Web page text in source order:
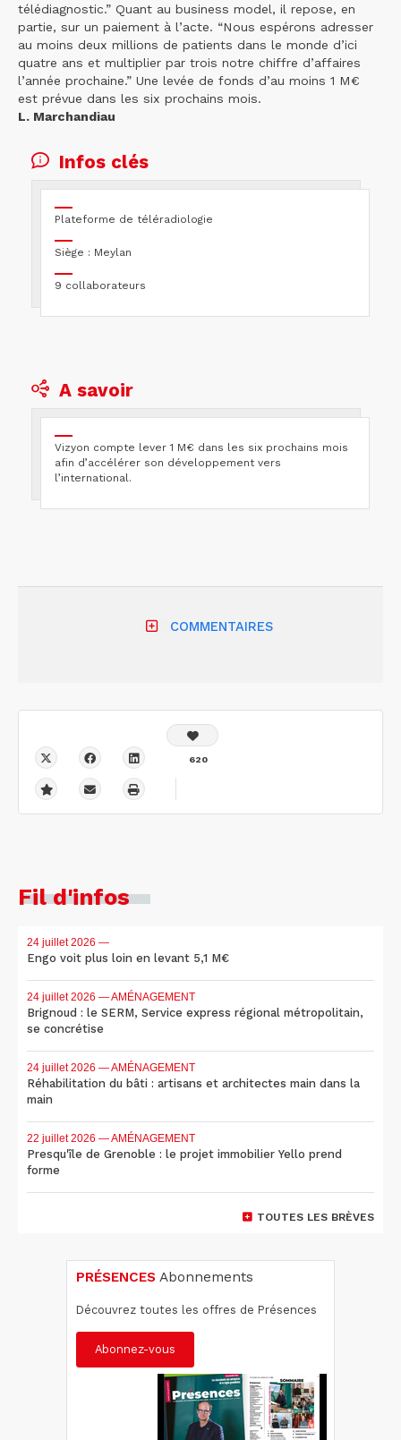
télédiagnostic.” Quant au business model, il repose, en
partie, sur un paiement à l’acte. “Nous espérons adresser
au moins deux millions de patients dans le monde d’ici
quatre ans et multiplier par trois notre chiffre d’affaires
l’année prochaine.” Une levée de fonds d’au moins 1 M€
est prévue dans les six prochains mois.
L. Marchandiau
Infos clés
Plateforme de téléradiologie
Siège : Meylan
9 collaborateurs
A savoir
Vizyon compte lever 1 M€ dans les six prochains mois
afin d’accélérer son développement vers
l’international.
COMMENTAIRES
620
Fil d'infos
24 juillet 2026 —
Engo voit plus loin en levant 5,1 M€
24 juillet 2026 — AMÉNAGEMENT
Brignoud : le SERM, Service express régional métropolitain,
se concrétise
24 juillet 2026 — AMÉNAGEMENT
Réhabilitation du bâti : artisans et architectes main dans la
main
22 juillet 2026 — AMÉNAGEMENT
Presqu'île de Grenoble : le projet immobilier Yello prend
forme
TOUTES LES BRÈVES
PRÉSENCES Abonnements
Découvrez toutes les offres de Présences
Abonnez-vous